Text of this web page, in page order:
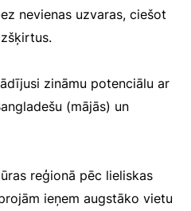
nevienas uzvaras, ciešot
zināmu potenciālu ar
(mājās) un
reģionā pēc lieliskas
ieņem augstāko vietu